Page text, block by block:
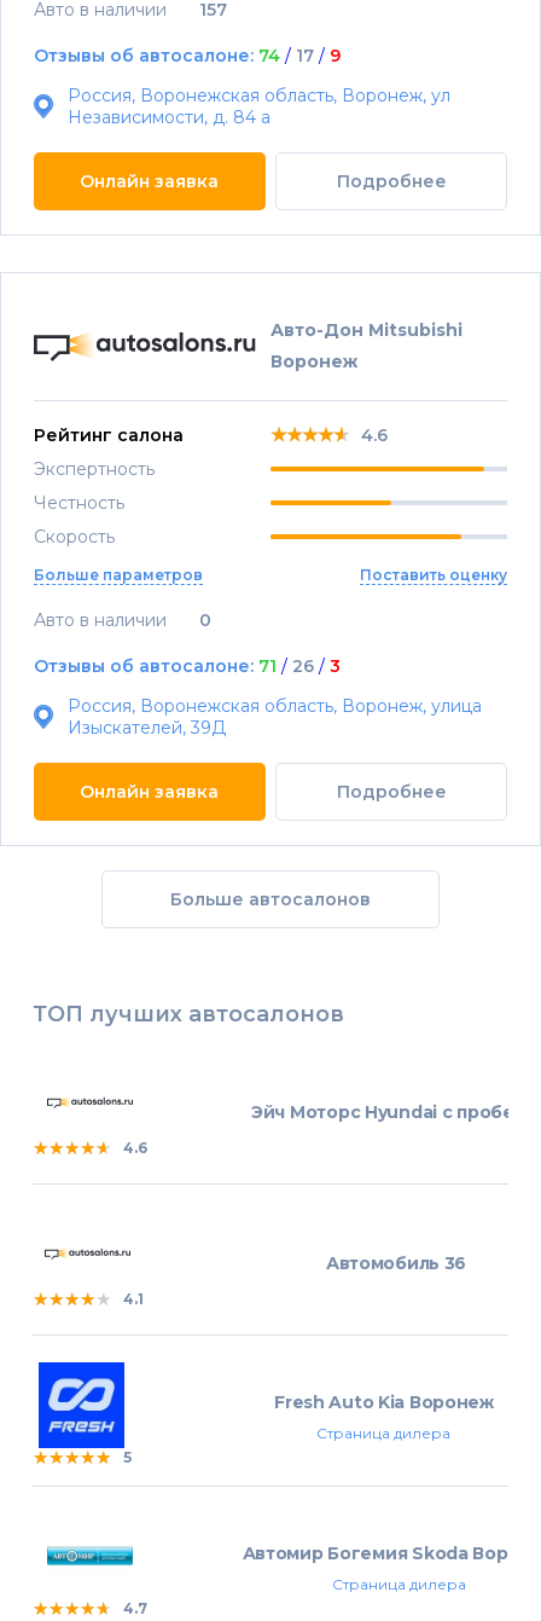
Авто в наличии 157
Отзывы об автосалоне: 74 / 17 / 9
Россия, Воронежская область, Воронеж, ул
Независимости, д. 84 а
Онлайн заявка Подробнее
Авто-Дон Mitsubishi
Воронеж
Рейтинг салона ★★★★★
★★★★★
★★★★★ 4.6
Экспертность
Честность
Скорость
Больше параметров Поставить оценку
Авто в наличии 0
Отзывы об автосалоне: 71 / 26 / 3
Россия, Воронежская область, Воронеж, улица
Изыскателей, 39Д
Онлайн заявка Подробнее
Больше автосалонов
ТОП лучших автосалонов
★★★★★
★★★★★
★★★★★ 4.6
Эйч Моторс Hyundai с
★★★★★
★★★★★
★★★★★ 4.1
Автомобиль 36
★★★★★
★★★★★
★★★★★ 5
Fresh Auto Kia Воронеж
Страница дилера
★★★★★
★★★★★
★★★★★ 4.7
Автомир Богемия Skoda
Страница дилера